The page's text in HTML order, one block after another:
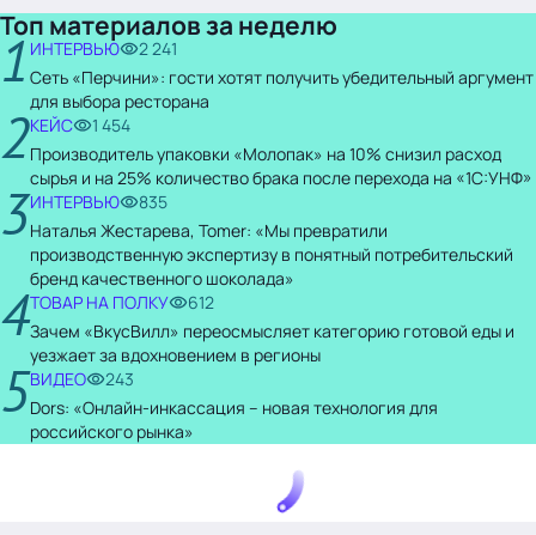
Топ материалов за неделю
1 ИНТЕРВЬЮ
2 241
Сеть «Перчини»: гости хотят получить убедительный аргумент
для выбора ресторана
2КЕЙС
1 454
Производитель упаковки «Молопак» на 10% снизил расход
сырья и на 25% количество брака после перехода на «1С:УНФ»
3ИНТЕРВЬЮ
835
Наталья Жестарева, Tomer: «Мы превратили
производственную экспертизу в понятный потребительский
бренд качественного шоколада»
4ТОВАР НА ПОЛКУ
612
Зачем «ВкусВилл» переосмысляет категорию готовой еды и
уезжает за вдохновением в регионы
5ВИДЕО
243
Dors: «Онлайн-инкассация – новая технология для
российского рынка»